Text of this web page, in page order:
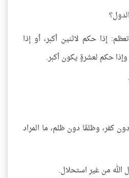
إذا حكم لاثنين أكبر، أو إذا
وإذا حكم لعشرةٍ يكون أكبر.
كفر، وظلمًا دون ظلم، ما المراد
الله من غير استحلال.